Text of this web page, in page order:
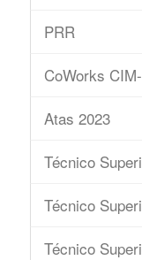
PRR
CoWorks
Atas 2023
Técnico
Técnico
Técnico